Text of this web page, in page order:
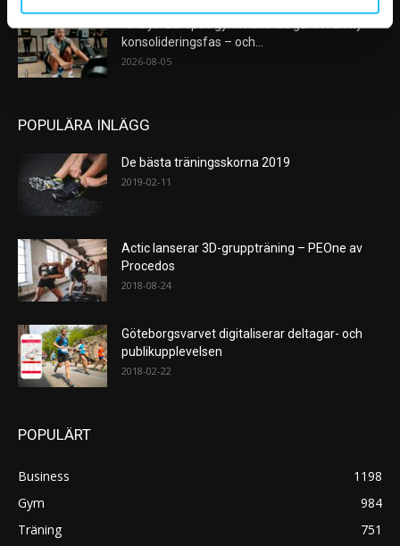
konsolideringsfas – och...
2026-08-05
POPULÄRA INLÄGG
De bästa träningsskorna 2019
2019-02-11
Actic lanserar 3D-gruppträning – PEOne av
Procedos
2018-08-24
Göteborgsvarvet digitaliserar deltagar- och
publikupplevelsen
2018-02-22
POPULÄRT
Business
1198
Gym
984
Träning
751